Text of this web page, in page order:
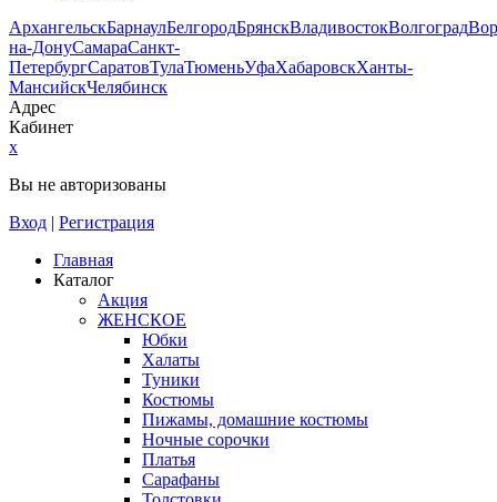
АрхангельскБарнаулБелгородБрянскВладивостокВолгоград
на-ДонуСамараСанкт-
ПетербургСаратовТулаТюменьУфаХабаровскХанты-
МансийскЧелябинск
Адрес
Кабинет
x
Вы не авторизованы
Вход | Регистрация
Главная
Каталог
Акция
ЖЕНСКОЕ
Юбки
Халаты
Туники
Костюмы
Пижамы, домашние костюмы
Ночные сорочки
Платья
Сарафаны